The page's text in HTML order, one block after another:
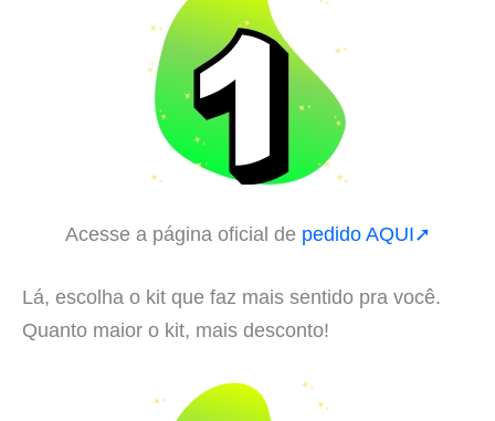
Acesse a página oficial de pedido AQUI➚
Lá, escolha o kit que faz mais sentido pra você.
Quanto maior o kit, mais desconto!